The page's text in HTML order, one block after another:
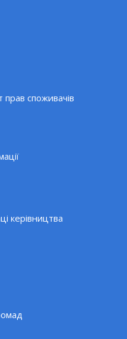
прав споживачів
керівництва